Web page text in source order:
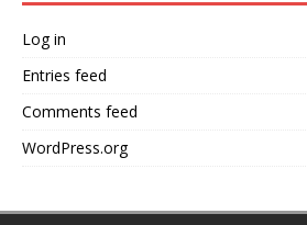
Log in
Entries feed
Comments feed
WordPress.org